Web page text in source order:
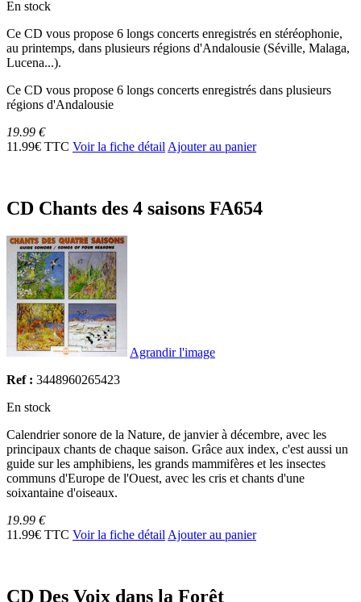
En stock
Ce CD vous propose 6 longs concerts enregistrés en stéréophonie,
au printemps, dans plusieurs régions d'Andalousie (Séville, Malaga,
Lucena...).
Ce CD vous propose 6 longs concerts enregistrés dans plusieurs
régions d'Andalousie
19.99 €
11.99€ TTC Voir la fiche détail Ajouter au panier
CD Chants des 4 saisons FA654
Agrandir l'image
Ref : 3448960265423
En stock
Calendrier sonore de la Nature, de janvier à décembre, avec les
principaux chants de chaque saison. Grâce aux index, c'est aussi un
guide sur les amphibiens, les grands mammifères et les insectes
communs d'Europe de l'Ouest, avec les cris et chants d'une
soixantaine d'oiseaux.
19.99 €
11.99€ TTC Voir la fiche détail Ajouter au panier
CD Des Voix dans la Forêt